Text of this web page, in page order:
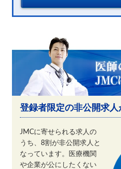
登録者限定の非公開求人
JMCに寄せられる求人の
うち、8割が非公開求人と
なっています。医療機関
や企業が公にしたくない